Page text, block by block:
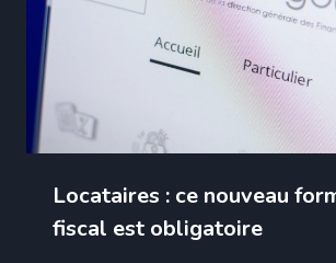
Locataires : ce nouveau
fiscal est obligatoire